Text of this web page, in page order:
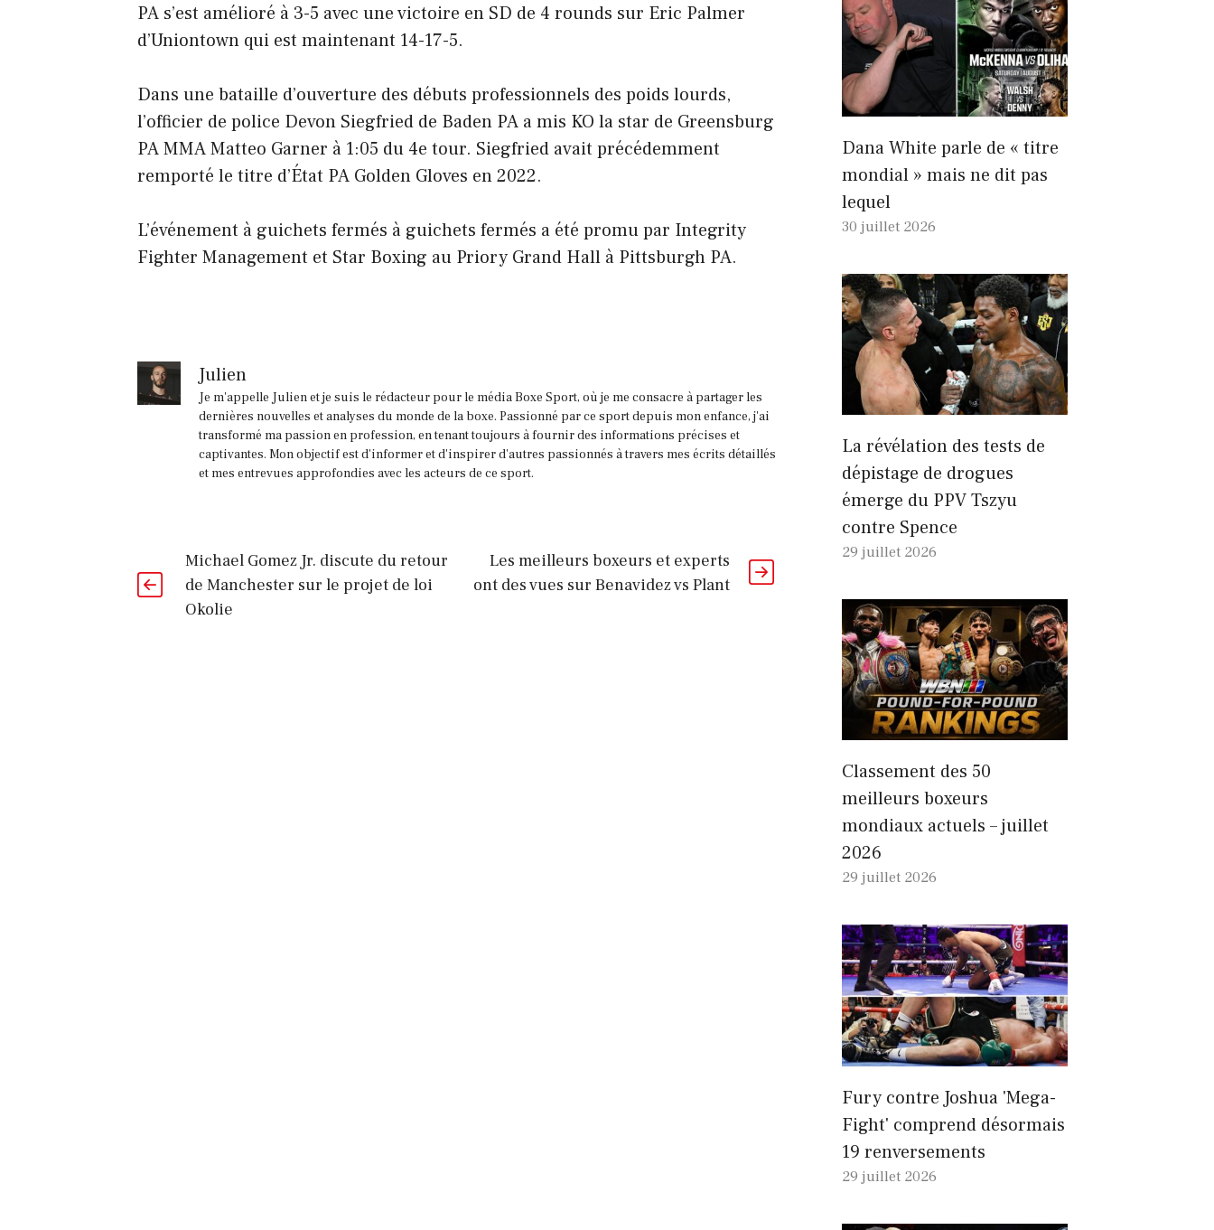
PA s’est amélioré à 3-5 avec une victoire en SD de 4 rounds sur Eric Palmer
d’Uniontown qui est maintenant 14-17-5.
Dans une bataille d’ouverture des débuts professionnels des poids lourds,
l’officier de police Devon Siegfried de Baden PA a mis KO la star de Greensburg
PA MMA Matteo Garner à 1:05 du 4e tour. Siegfried avait précédemment
remporté le titre d’État PA Golden Gloves en 2022.
L’événement à guichets fermés à guichets fermés a été promu par Integrity
Fighter Management et Star Boxing au Priory Grand Hall à Pittsburgh PA.
Julien
Je m'appelle Julien et je suis le rédacteur pour le média Boxe Sport, où je me consacre à partager les
dernières nouvelles et analyses du monde de la boxe. Passionné par ce sport depuis mon enfance, j'ai
transformé ma passion en profession, en tenant toujours à fournir des informations précises et
captivantes. Mon objectif est d'informer et d'inspirer d'autres passionnés à travers mes écrits détaillés
et mes entrevues approfondies avec les acteurs de ce sport.
Michael Gomez Jr. discute du retour
de Manchester sur le projet de loi
Okolie
Les meilleurs boxeurs et experts
ont des vues sur Benavidez vs Plant
Dana White parle de « titre
mondial » mais ne dit pas
lequel
30 juillet 2026
La révélation des tests de
dépistage de drogues
émerge du PPV Tszyu
contre Spence
29 juillet 2026
Classement des 50
meilleurs boxeurs
mondiaux actuels – juillet
2026
29 juillet 2026
Fury contre Joshua 'Mega-
Fight' comprend désormais
19 renversements
29 juillet 2026